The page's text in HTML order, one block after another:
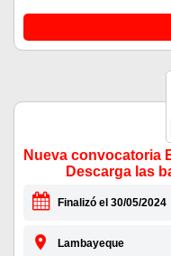
Nueva convocatoria
Descarga las
Finalizó el 30/05/2024
Lambayeque